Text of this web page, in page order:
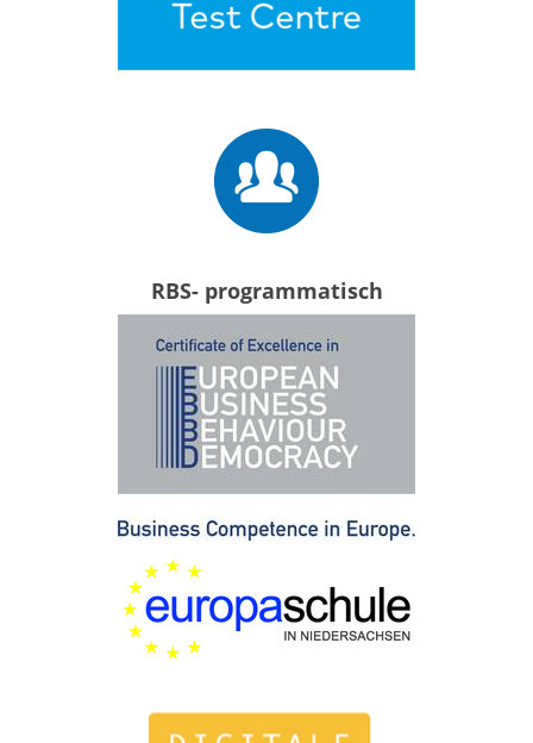
RBS- programmatisch